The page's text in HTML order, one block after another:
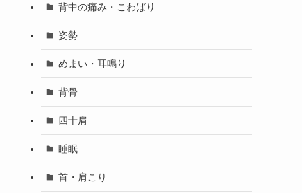
背中の痛み・こわばり
姿勢
めまい・耳鳴り
背骨
四十肩
睡眠
首・肩こり